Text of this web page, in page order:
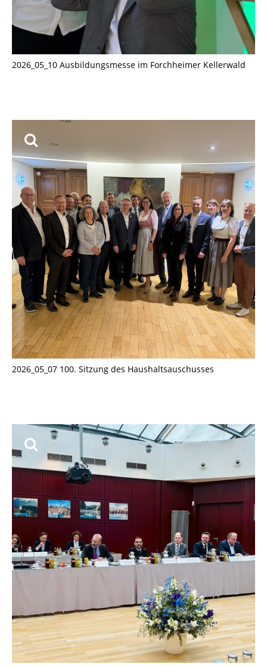
2026_05_10 Ausbildungsmesse im Forchheimer Kellerwald
2026_05_07 100. Sitzung des Haushaltsauschusses